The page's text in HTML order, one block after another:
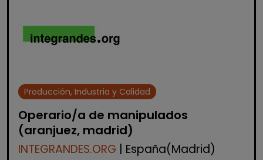
Producción, Industria y Calidad
Operario/a de manipulados
(aranjuez, madrid)
INTEGRANDES.ORG | España(Madrid)